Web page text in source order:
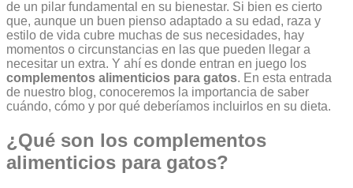
de un pilar fundamental en su bienestar. Si bien es cierto
que, aunque un buen pienso adaptado a su edad, raza y
estilo de vida cubre muchas de sus necesidades, hay
momentos o circunstancias en las que pueden llegar a
necesitar un extra. Y ahí es donde entran en juego los
complementos alimenticios para gatos. En esta entrada
de nuestro blog, conoceremos la importancia de saber
cuándo, cómo y por qué deberíamos incluirlos en su dieta.
¿Qué son los complementos
alimenticios para gatos?